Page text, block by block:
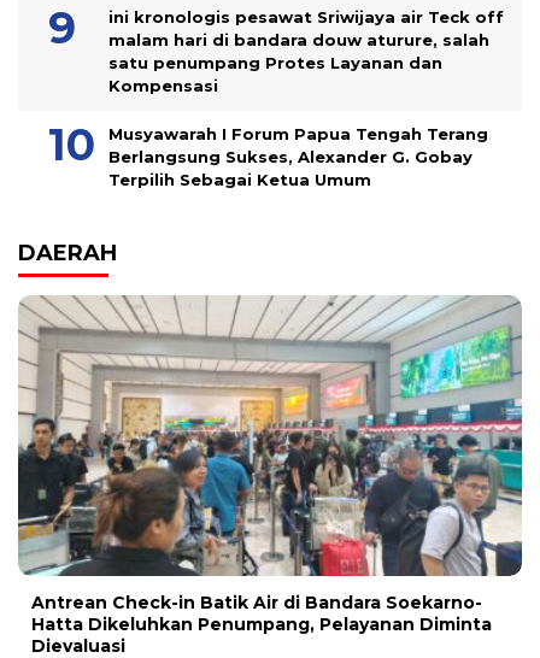
ini kronologis pesawat Sriwijaya air Teck off
malam hari di bandara douw aturure, salah
satu penumpang Protes Layanan dan
Kompensasi
Musyawarah I Forum Papua Tengah Terang
Berlangsung Sukses, Alexander G. Gobay
Terpilih Sebagai Ketua Umum
DAERAH
Antrean Check-in Batik Air di Bandara Soekarno-
Hatta Dikeluhkan Penumpang, Pelayanan Diminta
Dievaluasi